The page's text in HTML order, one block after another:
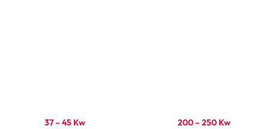
37 – 45 Kw 200 – 250 Kw